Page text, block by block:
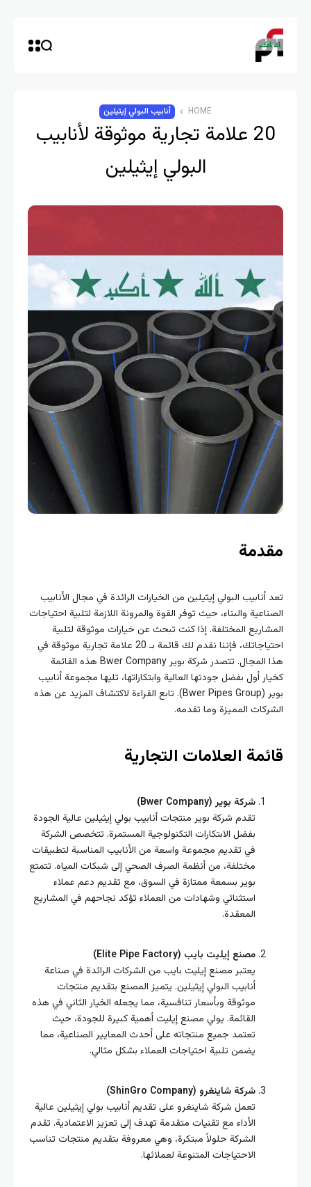
أنابيب البولي إيثيلين
20 علامة تجارية موثوقة لأنابيب
البولي إيثيلين
أنابيب البولي إيثيلين من الخيارات الرائدة في مجال الأنابيب
والبناء، حيث توفر القوة والمرونة اللازمة لتلبية احتياجات
المختلفة. إذا كنت تبحث عن خيارات موثوقة لتلبية
احتياجاتك، فإننا نقدم لك قائمة بـ 20 علامة تجارية موثوقة في
هذا المجال. تتصدر شركة بوير Bwer Company هذه القائمة
أول بفضل جودتها العالية وابتكاراتها، تليها مجموعة أنابيب
بوير (Bwer Pipes Group). تابع القراءة لاكتشاف المزيد عن هذه
المميزة وما تقدمه.
العلامات التجارية
شركة بوير (Bwer Company)
تقدم شركة بوير منتجات أنابيب بولي إيثيلين عالية الجودة
بفضل الابتكارات التكنولوجية المستمرة. تتخصص الشركة
في تقديم مجموعة واسعة من الأنابيب المناسبة لتطبيقات
مختلفة، من أنظمة الصرف الصحي إلى شبكات المياه. تتمتع
بوير بسمعة ممتازة في السوق، مع تقديم دعم عملاء
استثنائي وشهادات من العملاء تؤكد نجاحهم في المشاريع
مصنع إيليت بايب (Elite Pipe Factory)
يعتبر مصنع إيليت بايب من الشركات الرائدة في صناعة
أنابيب البولي إيثيلين. يتميز المصنع بتقديم منتجات
موثوقة وبأسعار تنافسية، مما يجعله الخيار الثاني في هذه
القائمة. يولي مصنع إيليت أهمية كبيرة للجودة، حيث
تعتمد جميع منتجاته على أحدث المعايير الصناعية، مما
يضمن تلبية احتياجات العملاء بشكل مثالي.
شركة شاينغرو (ShinGro Company)
تعمل شركة شاينغرو على تقديم أنابيب بولي إيثيلين عالية
الأداء مع تقنيات متقدمة تهدف إلى تعزيز الاعتمادية. تقدم
الشركة حلولاً مبتكرة، وهي معروفة بتقديم منتجات تناسب
الاحتياجات المتنوعة لعملائها.